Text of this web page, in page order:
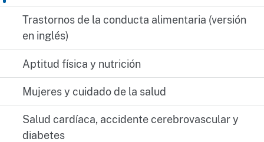
Trastornos de la conducta alimentaria (versión
en inglés)
Aptitud física y nutrición
Mujeres y cuidado de la salud
Salud cardíaca, accidente cerebrovascular y
diabetes